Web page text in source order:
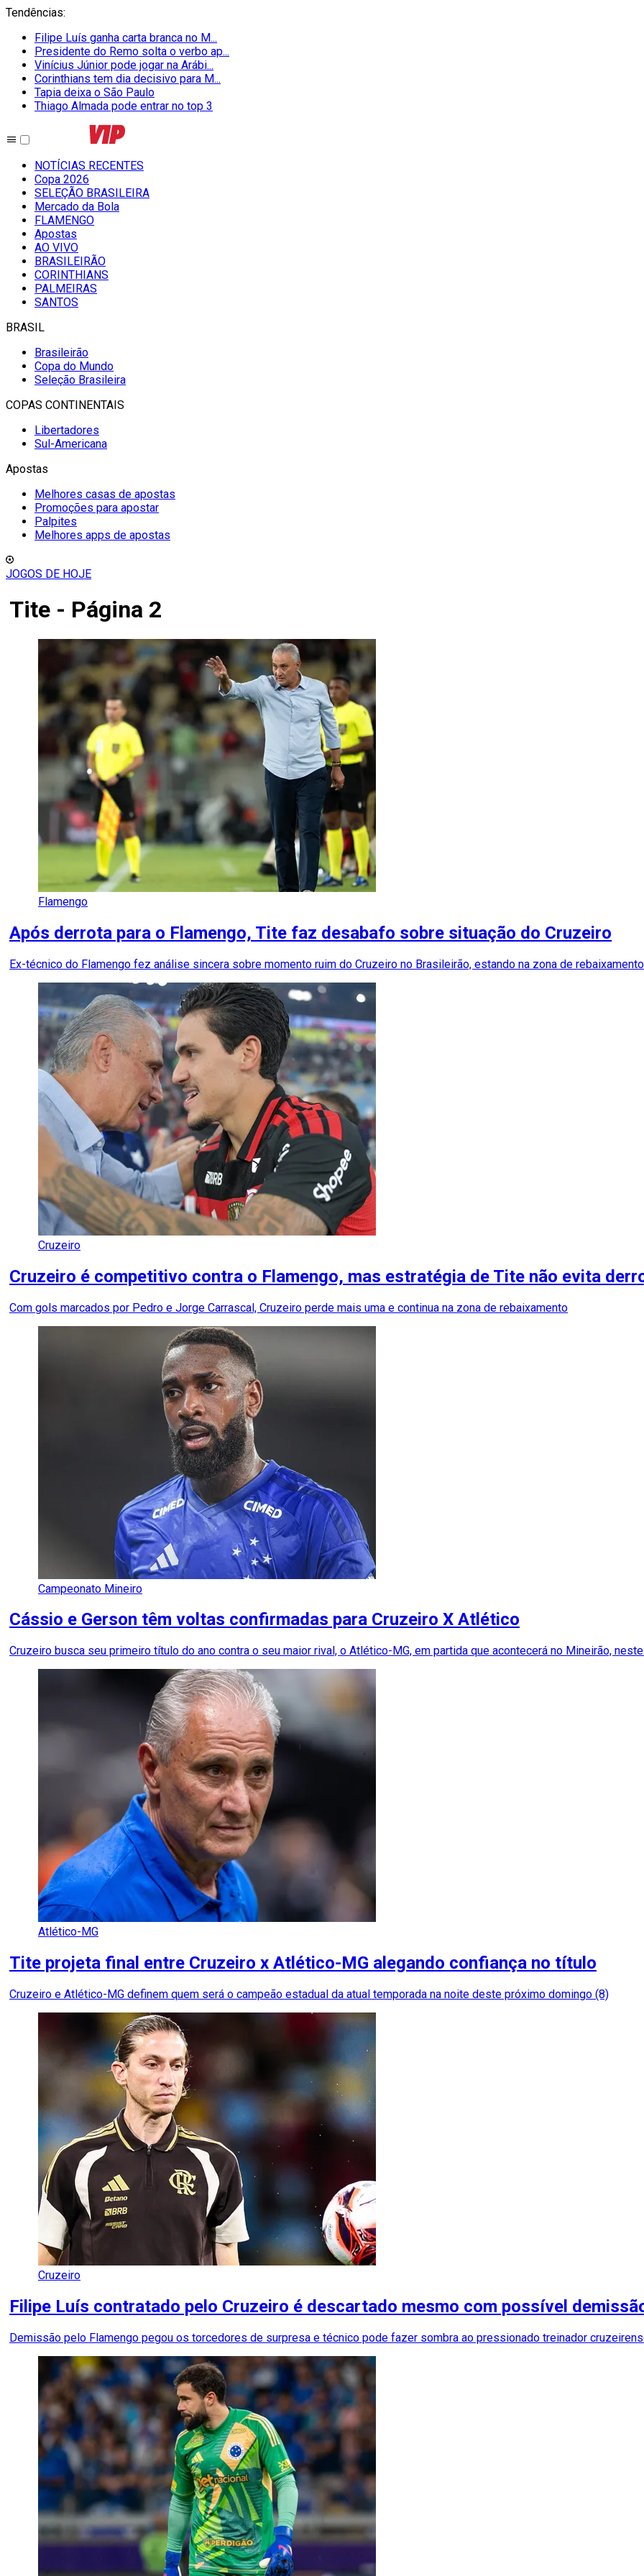
Tendências:
Filipe Luís ganha carta branca no M...
Presidente do Remo solta o verbo ap...
Vinícius Júnior pode jogar na Arábi...
Corinthians tem dia decisivo para M...
Tapia deixa o São Paulo
Thiago Almada pode entrar no top 3
NOTÍCIAS RECENTES
Copa 2026
SELEÇÃO BRASILEIRA
Mercado da Bola
FLAMENGO
Apostas
AO VIVO
BRASILEIRÃO
CORINTHIANS
PALMEIRAS
SANTOS
BRASIL
Brasileirão
Copa do Mundo
Seleção Brasileira
COPAS CONTINENTAIS
Libertadores
Sul-Americana
Apostas
Melhores casas de apostas
Promoções para apostar
Palpites
Melhores apps de apostas
JOGOS DE HOJE
Tite - Página 2
Flamengo
Após derrota para o Flamengo, Tite faz desabafo sobre situação do Cruzeiro
Ex-técnico do Flamengo fez análise sincera sobre momento ruim do Cruzeiro no Brasileirão, estando na zona de rebaixamento
Cruzeiro
Cruzeiro é competitivo contra o Flamengo, mas estratégia de Tite não evita
Com gols marcados por Pedro e Jorge Carrascal, Cruzeiro perde mais uma e continua na zona de rebaixamento
Campeonato Mineiro
Cássio e Gerson têm voltas confirmadas para Cruzeiro X Atlético
Cruzeiro busca seu primeiro título do ano contra o seu maior rival, o Atlético-MG, em partida que acontecerá no Mineirão,
Atlético-MG
Tite projeta final entre Cruzeiro x Atlético-MG alegando confiança no título
Cruzeiro e Atlético-MG definem quem será o campeão estadual da atual temporada na noite deste próximo domingo (8)
Cruzeiro
Filipe Luís contratado pelo Cruzeiro é descartado mesmo com possível
Demissão pelo Flamengo pegou os torcedores de surpresa e técnico pode fazer sombra ao pressionado treinador